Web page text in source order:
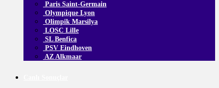
Paris Saint-Germain
Olympique Lyon
Olimpik Marsilya
LOSC Lille
SL Benfica
PSV Eindhoven
AZ Alkmaar